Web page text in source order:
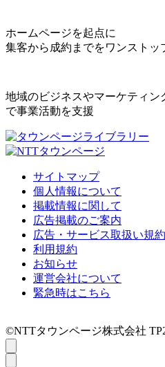
ホームページを起点に
集客から成約までをワンストッ
地域のビジネスやマーケティン
で事業活動を支援
サイトマップ
個人情報について
掲載情報に関して
広告掲載のご案内
広告・サービス取扱い規約
利用規約
お知らせ
運営会社について
緊急時はこちら
©NTTタウンページ株式会社